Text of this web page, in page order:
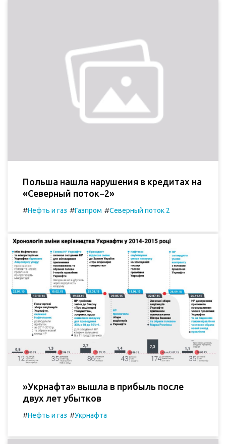
Польша нашла нарушения в кредитах на
«Северный поток−2»
#Нефть и газ #Газпром #Северный поток 2
»Укрнафта» вышла в прибыль после
двух лет убытков
#Нефть и газ #Укрнафта